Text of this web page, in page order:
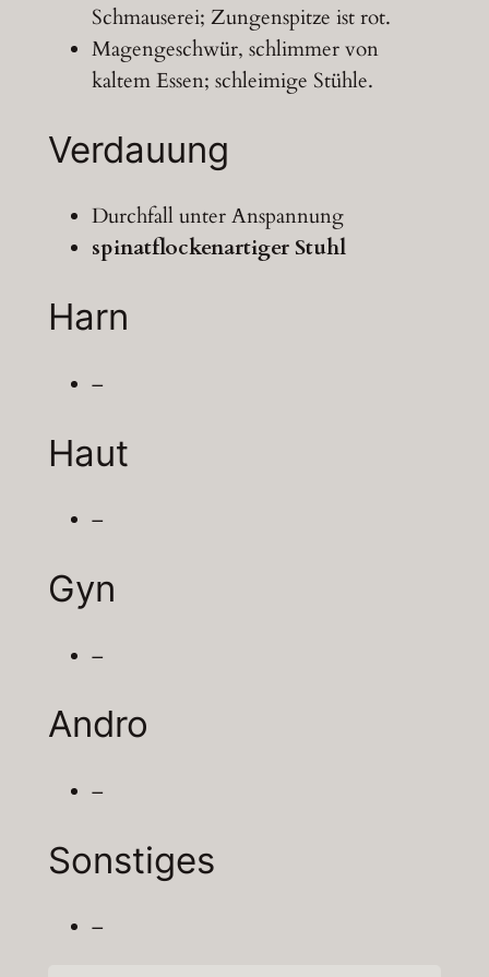
Schmauserei; Zungenspitze ist rot.
Magengeschwür, schlimmer von
kaltem Essen; schleimige Stühle.
Verdauung
Durchfall unter Anspannung
spinatflockenartiger Stuhl
Harn
–
Haut
–
Gyn
–
Andro
–
Sonstiges
–